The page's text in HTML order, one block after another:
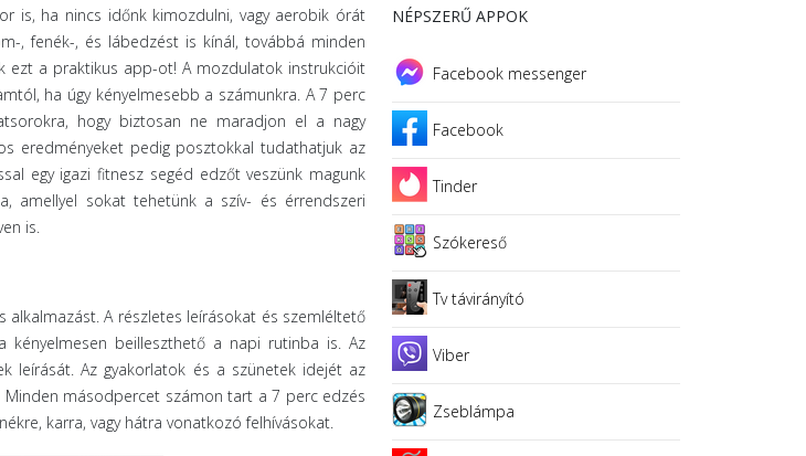
is, ha nincs időnk kimozdulni, vagy aerobik órát
, fenék-, és lábedzést is kínál, továbbá minden
ezt a praktikus app-ot! A mozdulatok instrukcióit
ha úgy kényelmesebb a számunkra. A 7 perc
hogy biztosan ne maradjon el a nagy
eredményeket pedig posztokkal tudathatjuk az
egy igazi fitnesz segéd edzőt veszünk magunk
amellyel sokat tehetünk a szív- és érrendszeri
is.
A részletes leírásokat és szemléltető
kényelmesen beilleszthető a napi rutinba is. Az
leírását. Az gyakorlatok és a szünetek idejét az
Minden másodpercet számon tart a 7 perc edzés
karra, vagy hátra vonatkozó felhívásokat.
NÉPSZERŰ APPOK
Facebook messenger
Facebook
Tinder
Szókereső
Tv távirányító
Viber
Zseblámpa